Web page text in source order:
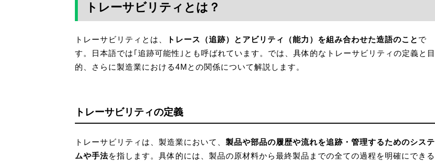
トレーサビリティとは？
トレーサビリティとは、 トレース（追跡）とアビリティ（能力）を組み合わせた造語のこと で
す。日本語では｢追跡可能性｣とも呼ばれています。では、具体的なトレーサビリティの定義と目
的、さらに製造業における4Mとの関係について解説します。
トレーサビリティの定義
トレーサビリティは、製造業において、 製品や部品の履歴や流れを追跡・管理するためのシステ
ムや手法を指します。具体的には、製品の原材料から最終製品までの全ての過程を明確にできる